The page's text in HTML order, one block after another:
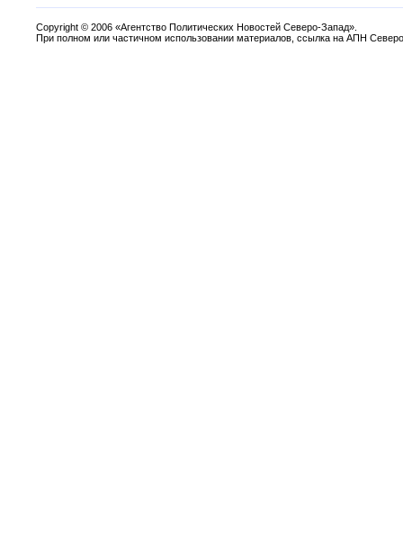
Copyright © 2006 «Агентство Политических Новостей Северо-Запад».
При полном или частичном использовании материалов, ссылка на АПН